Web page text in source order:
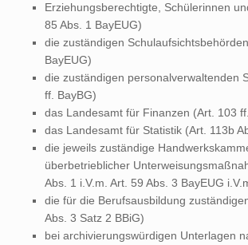
Erziehungsberechtigte, Schülerinnen
85 Abs. 1 BayEUG)
die zuständigen
BayEUG)
die zuständigen personalverwaltenden
ff. BayBG)
das Landesamt für Finanzen (Art. 103
das Landesamt für Statistik (Art. 113b
die jeweils zuständige
überbetrieblicher
Abs. 1 i.V.m. Art. 59 Abs. 3 BayEUG
die für die Berufsausbildung
Abs. 3 Satz 2 BBiG)
bei archivierungswürdigen Unterlagen